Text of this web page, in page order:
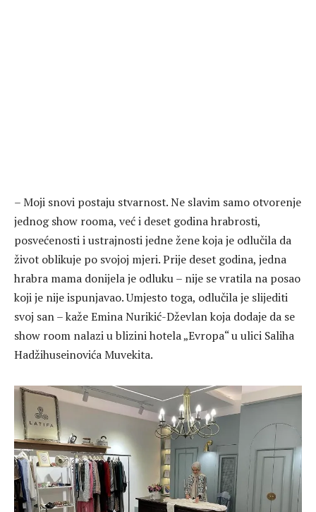
– Moji snovi postaju stvarnost. Ne slavim samo otvorenje
jednog show rooma, već i deset godina hrabrosti,
posvećenosti i ustrajnosti jedne žene koja je odlučila da
život oblikuje po svojoj mjeri. Prije deset godina, jedna
hrabra mama donijela je odluku – nije se vratila na posao
koji je nije ispunjavao. Umjesto toga, odlučila je slijediti
svoj san – kaže Emina Nurikić-Dževlan koja dodaje da se
show room nalazi u blizini hotela „Evropa“ u ulici Saliha
Hadžihuseinovića Muvekita.